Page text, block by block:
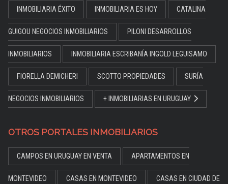
INMOBILIARIA ÉXITO INMOBILIARIA ES HOY CATALINA
GUIGOU NEGOCIOS INMOBILIARIOS PILONI DESARROLLOS
INMOBILIARIOS INMOBILIARIA ESCRIBANÍA INGOLD LEGUISAMO
FIORELLA DEMICHERI SCOTTO PROPIEDADES SURÍA
NEGOCIOS INMOBILIARIOS + INMOBILIARIAS EN URUGUAY
OTROS PORTALES INMOBILIARIOS
CAMPOS EN URUGUAY EN VENTA APARTAMENTOS EN
MONTEVIDEO CASAS EN MONTEVIDEO CASAS EN CIUDAD DE